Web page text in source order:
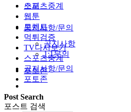
스포츠중계
공지사항/문의
공지사항
1:1문의
포토존
오피
웹툰
토렌트
먹튀검증
TV다시보기
스포츠중계
공지사항/문의
포토존
Post Search
포스트 검색